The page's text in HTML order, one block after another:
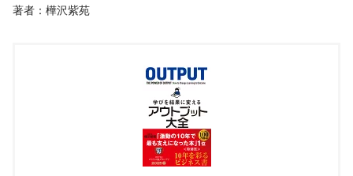
著者：樺沢紫苑